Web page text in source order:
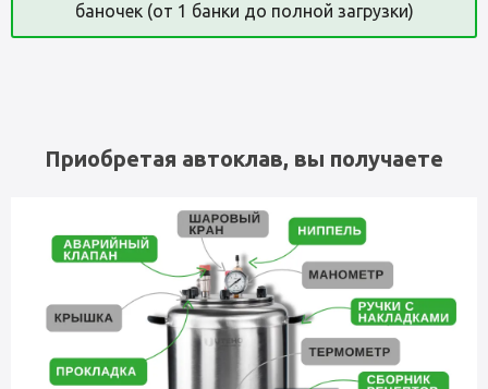
баночек (от 1 банки до полной загрузки)
Приобретая автоклав, вы получаете